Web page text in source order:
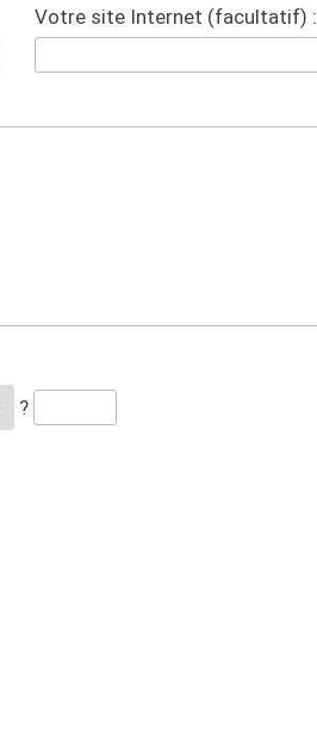
Votre site Internet (facultatif) :
?